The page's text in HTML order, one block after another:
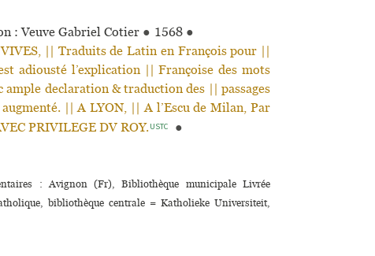
: Veuve Gabriel Cotier ● 1568 ●
|| Traduits de Latin en François pour ||
adiousté l’explication || Françoise des mots
declaration & traduction des || passages
|| A LYON, || A l’Escu de Milan, Par
PRIVILEGE DV ROY.USTC ●
: Avignon (Fr), Bibliothèque muni­ci­pale Livrée
bibliothèque centrale = Katholieke Universiteit,